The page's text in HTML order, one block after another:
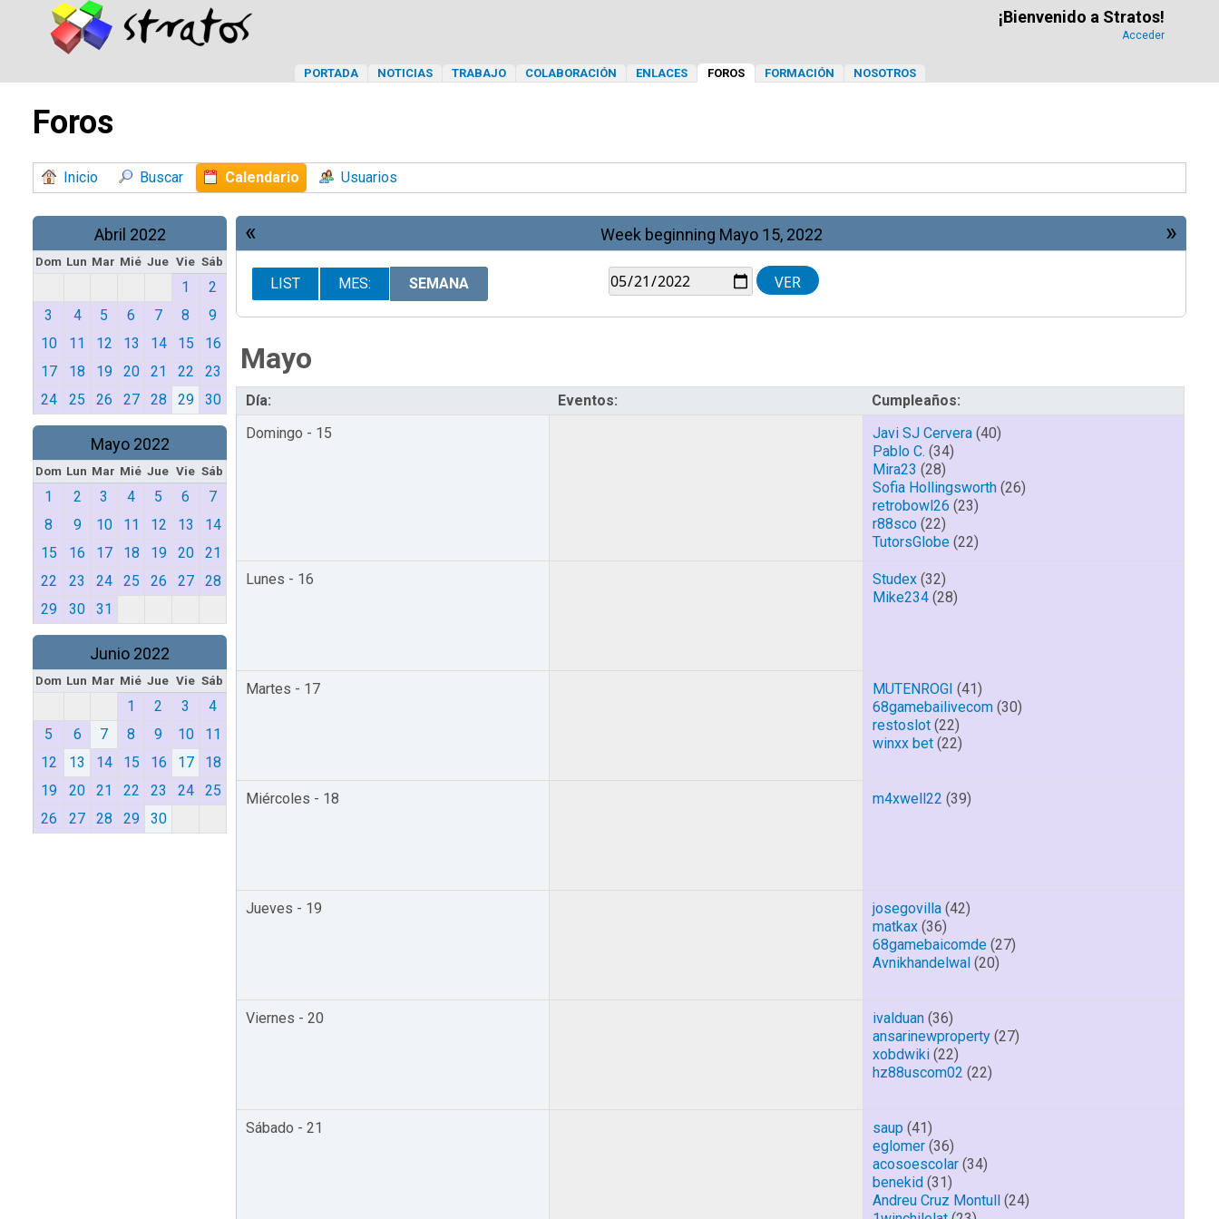
¡Bienvenido a Stratos!
Acceder
PORTADA NOTICIAS TRABAJO COLABORACIÓN ENLACES FOROS FORMACIÓN NOSOTROS
Foros
Inicio Buscar Calendario Usuarios
Abril 2022
Dom Lun Mar Mié Jue Vie Sáb
1
2
3
4 5 6 7 8
9
10
11 12 13 14 15
16
17
18 19 20 21 22
23
24
25 26 27 28 29 30
Mayo 2022
Dom Lun Mar Mié Jue Vie Sáb
1 2 3 4 5 6
7
8
9 10 11 12 13
14
15
16 17 18 19 20
21
22
23 24 25 26 27
28
29
30 31
Junio 2022
Dom Lun Mar Mié Jue Vie Sáb
1 2 3
4
5
6 7 8 9 10
11
12
13 14 15 16 17
18
19
20 21 22 23 24
25
26
27 28 29 30
« »
Week beginning Mayo 15, 2022
LIST MES: SEMANA
Mayo
Día: Eventos:
Cumpleaños:
Domingo - 15
Javi SJ Cervera (40)
Pablo C. (34)
Mira23 (28)
Sofia Hollingsworth (26)
retrobowl26 (23)
r88sco (22)
TutorsGlobe (22)
Lunes - 16 Studex (32)
Mike234 (28)
Martes - 17 MUTENROGI (41)
68gamebailivecom (30)
restoslot (22)
winxx bet (22)
Miércoles - 18 m4xwell22 (39)
Jueves - 19 josegovilla (42)
matkax (36)
68gamebaicomde (27)
Avnikhandelwal (20)
Viernes - 20 ivalduan (36)
ansarinewproperty (27)
xobdwiki (22)
hz88uscom02 (22)
Sábado - 21 saup (41)
eglomer (36)
acosoescolar (34)
benekid (31)
Andreu Cruz Montull
(24)